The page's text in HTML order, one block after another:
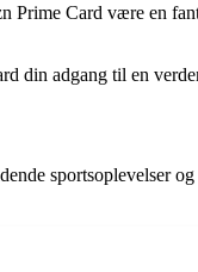
Prime Card være en
din adgang til en